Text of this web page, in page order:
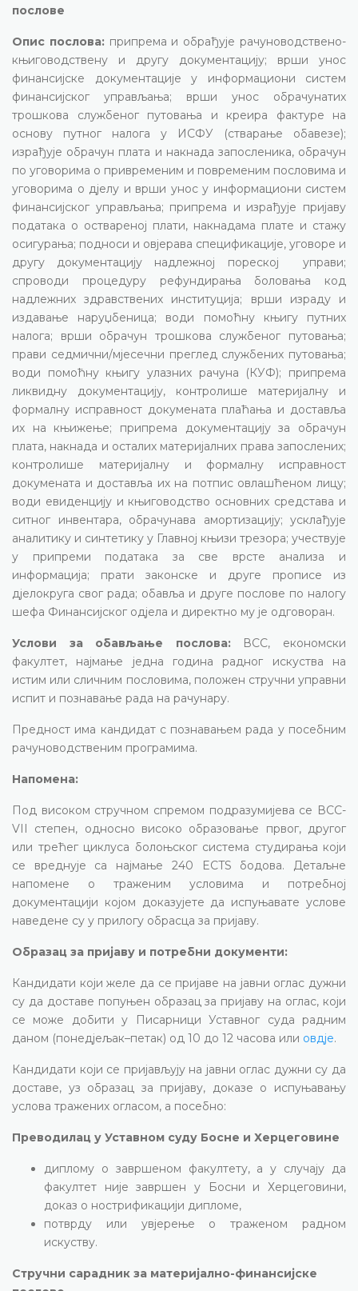
послове
Опис послова: припрема и обрађује рачуноводствено-
књиговодствену и другу документацију; врши унос
финансијске документације у информациони систем
финансијског управљања; врши унос обрачунатих
трошкова службеног путовања и креира фактуре на
основу путног налога у ИСФУ (стварање обавезе);
израђује обрачун плата и накнада запосленика, обрачун
по уговорима о привременим и повременим пословима и
уговорима о дјелу и врши унос у информациони систем
финансијског управљања; припрема и израђује пријаву
података о оствареној плати, накнадама плате и стажу
осигурања; подноси и овјерава спецификације, уговоре и
другу документацију надлежној пореској управи;
спроводи процедуру рефундирања боловања код
надлежних здравствених институција; врши израду и
издавање наруџбеница; води помоћну књигу путних
налога; врши обрачун трошкова службеног путовања;
прави седмични/мјесечни преглед службених путовања;
води помоћну књигу улазних рачуна (КУФ); припрема
ликвидну документацију, контролише материјалну и
формалну исправност докумената плаћања и доставља
их на књижење; припрема документацију за обрачун
плата, накнада и осталих материјалних права запослених;
контролише материјалну и формалну исправност
докумената и доставља их на потпис овлашћеном лицу;
води евиденцију и књиговодство основних средстава и
ситног инвентара, обрачунава амортизацију; усклађује
аналитику и синтетику у Главној књизи трезора; учествује
у припреми података за све врсте анализа и
информација; прати законске и друге прописе из
дјелокруга свог рада; обавља и друге послове по налогу
шефа Финансијског одјела и директно му је одговоран.
Услови за обављање послова: ВСС, економски
факултет, најмање једна година радног искуства на
истим или сличним пословима, положен стручни управни
испит и познавање рада на рачунару.
Предност има кандидат с познавањем рада у посебним
рачуноводственим програмима.
Напомена:
Под високом стручном спремом подразумијева се ВСС-
VII степен, односно високо образовање првог, другог
или трећег циклуса болоњског система студирања који
се вреднује са најмање 240 ECTS бодова. Детаљне
напомене о траженим условима и потребној
документацији којом доказујете да испуњавате услове
наведене су у прилогу обрасца за пријаву.
Образац за пријаву и потребни документи:
Кандидати који желе да се пријаве на јавни оглас дужни
су да доставе попуњен образац за пријаву на оглас, који
се може добити у Писарници Уставног суда радним
даном (понедјељак–петак) од 10 до 12 часова или овдје.
Кандидати који се пријављују на јавни оглас дужни су да
доставе, уз образац за пријаву, доказе о испуњавању
услова тражених огласом, а посебно:
Преводилац у Уставном суду Босне и Херцеговине
диплому о завршеном факултету, а у случају да
факултет није завршен у Босни и Херцеговини,
доказ о нострификацији дипломе,
потврду или увјерење о траженом радном
искуству.
Стручни сарадник за материјално-финансијске